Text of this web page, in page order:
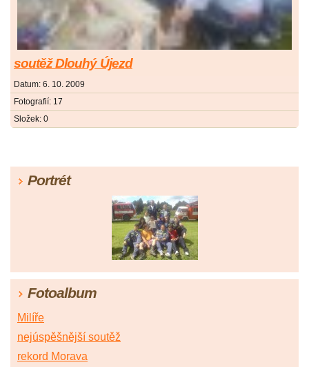
soutěž Dlouhý Újezd
Datum: 6. 10. 2009
Fotografií: 17
Složek: 0
Portrét
Fotoalbum
Milíře
nejúspěšnější soutěž
rekord Morava